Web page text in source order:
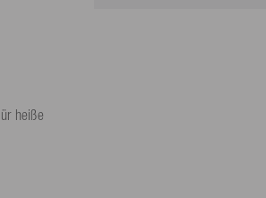
heiße